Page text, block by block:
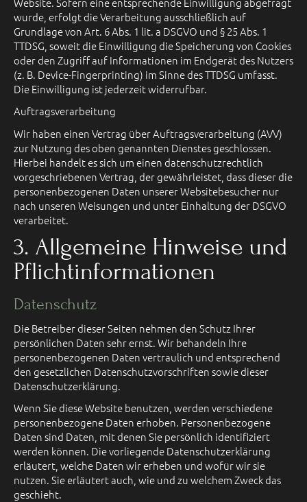
wurde, erfolgt die Verarbeitung ausschließlich auf
Grundlage von Art. 6 Abs. 1 lit. a DSGVO und § 25 Abs. 1
TTDSG, soweit die Einwilligung die Speicherung von Cookies
oder den Zugriff auf Informationen im Endgerät des Nutzers
(z. B. Device-Fingerprinting) im Sinne des TTDSG umfasst.
Die Einwilligung ist jederzeit widerrufbar.
Auftragsverarbeitung
Wir haben einen Vertrag über Auftragsverarbeitung (AVV)
zur Nutzung des oben genannten Dienstes geschlossen.
Hierbei handelt es sich um einen datenschutzrechtlich
vorgeschriebenen Vertrag, der gewährleistet, dass dieser die
personenbezogenen Daten unserer Websitebesucher nur
nach unseren Weisungen und unter Einhaltung der DSGVO
verarbeitet.
3. Allgemeine Hinweise und
Pflicht­informationen
Datenschutz
Die Betreiber dieser Seiten nehmen den Schutz Ihrer
persönlichen Daten sehr ernst. Wir behandeln Ihre
personenbezogenen Daten vertraulich und entsprechend
den gesetzlichen Datenschutzvorschriften sowie dieser
Datenschutzerklärung.
Wenn Sie diese Website benutzen, werden verschiedene
personenbezogene Daten erhoben. Personenbezogene
Daten sind Daten, mit denen Sie persönlich identifiziert
werden können. Die vorliegende Datenschutzerklärung
erläutert, welche Daten wir erheben und wofür wir sie
nutzen. Sie erläutert auch, wie und zu welchem Zweck das
geschieht.